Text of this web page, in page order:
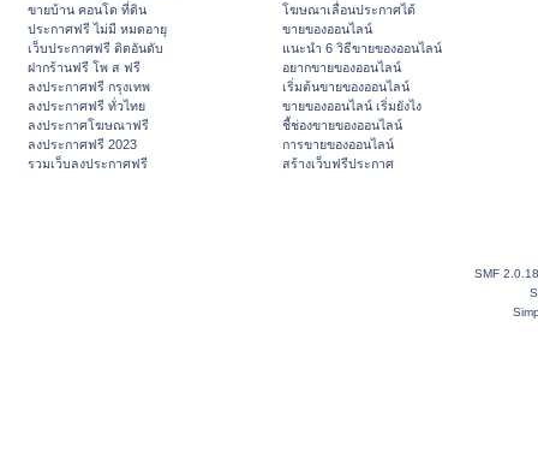
ขายบ้าน คอนโด ที่ดิน
ประกาศฟรี ไม่มี หมดอายุ
เว็บประกาศฟรี ติดอันดับ
ฝากร้านฟรี โพ ส ฟรี
ลงประกาศฟรี กรุงเทพ
ลงประกาศฟรี ทั่วไทย
ลงประกาศโฆษณาฟรี
ลงประกาศฟรี 2023
รวมเว็บลงประกาศฟรี
โฆษณาเลื่อนประกาศได้
ขายของออนไลน์
แนะนำ 6 วิธีขายของออนไลน์
อยากขายของออนไลน์
เริ่มต้นขายของออนไลน์
ขายของออนไลน์ เริ่มยังไง
ชี้ช่องขายของออนไลน์
การขายของออนไลน์
สร้างเว็บฟรีประกาศ
SMF 2.0.18